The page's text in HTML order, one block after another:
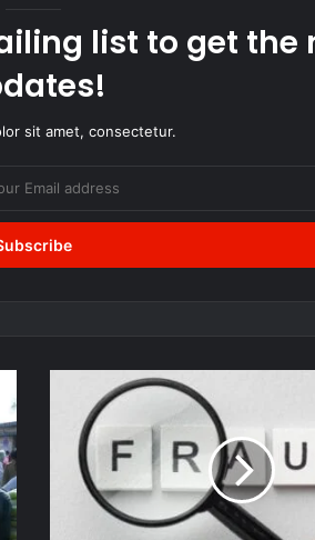
list to get the
sit amet, consectetur.
दिलाने